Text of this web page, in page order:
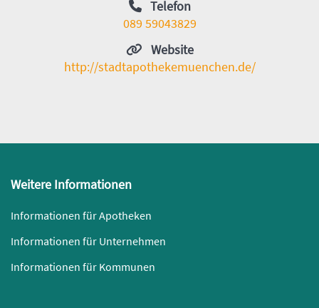
Telefon
089 59043829
Website
http://stadtapothekemuenchen.de/
Weitere Informationen
Informationen für Apotheken
Informationen für Unternehmen
Informationen für Kommunen